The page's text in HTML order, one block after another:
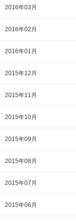
2016年03月
2016年02月
2016年01月
2015年12月
2015年11月
2015年10月
2015年09月
2015年08月
2015年07月
2015年06月